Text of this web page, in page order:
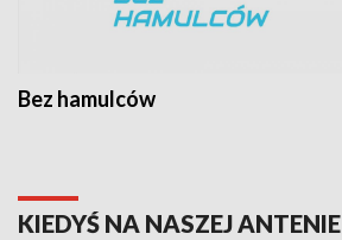
Bez hamulców
KIEDYŚ NA NASZEJ ANTENIE